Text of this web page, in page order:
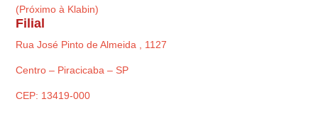
(Próximo à Klabin)
Filial
Rua José Pinto de Almeida , 1127
Centro – Piracicaba – SP
CEP: 13419-000